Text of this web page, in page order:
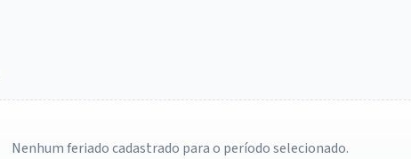
Nenhum feriado cadastrado para o período selecionado.